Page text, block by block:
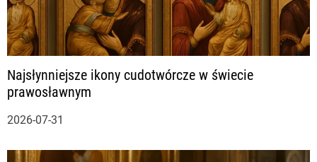
j
a
w
p
i
Najsłynniejsze ikony cudotwórcze w świecie
prawosławnym
2026-07-31